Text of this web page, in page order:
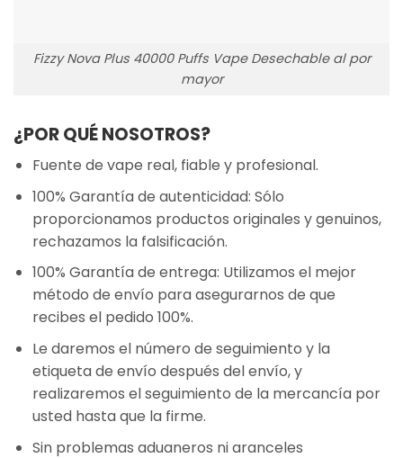
Fizzy Nova Plus 40000 Puffs Vape Desechable al por
mayor
¿POR QUÉ NOSOTROS?
Fuente de vape real, fiable y profesional.
100% Garantía de autenticidad: Sólo
proporcionamos productos originales y genuinos,
rechazamos la falsificación.
100% Garantía de entrega: Utilizamos el mejor
método de envío para asegurarnos de que
recibes el pedido 100%.
Le daremos el número de seguimiento y la
etiqueta de envío después del envío, y
realizaremos el seguimiento de la mercancía por
usted hasta que la firme.
Sin problemas aduaneros ni aranceles